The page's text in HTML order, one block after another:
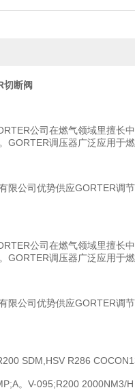
切断阀
公司在燃气领域里擅长
GORTER调压器广泛应用于
限公司优势供应GORTER调
公司在燃气领域里擅长
GORTER调压器广泛应用于
限公司优势供应GORTER调
SDM,HSV R286
。V-095;R200 2000NM3/